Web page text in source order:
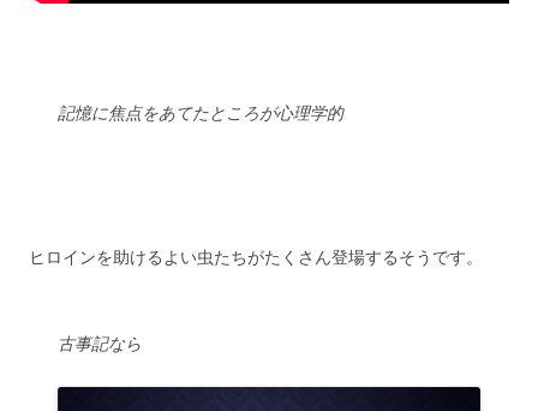
記憶に焦点をあてたところが心理学的
ヒロインを助けるよい虫たちがたくさん登場するそうです。
古事記なら